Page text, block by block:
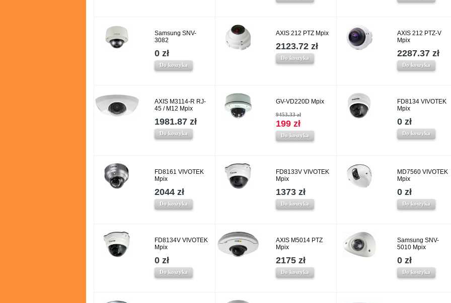
Samsung SNV-
3082
0 zł
Do koszyka
AXIS 212 PTZ Mpix
2123.72 zł
Do koszyka
AXIS 212 PTZ-V
Mpix
2287.37 zł
Do koszyka
AXIS M3114-R RJ-
45 / M12 Mpix
1981.87 zł
Do koszyka
GV-VD220D Mpix
9453.33 zł
199 zł
Do koszyka
FD8134 VIVOTEK
Mpix
0 zł
Do koszyka
FD8161 VIVOTEK
Mpix
2044 zł
Do koszyka
FD8133V VIVOTEK
Mpix
1373 zł
Do koszyka
MD7560 VIVOTEK
Mpix
0 zł
Do koszyka
FD8134V VIVOTEK
Mpix
0 zł
Do koszyka
AXIS M5014 PTZ
Mpix
2175 zł
Do koszyka
Samsung SNV-
5010 Mpix
0 zł
Do koszyka